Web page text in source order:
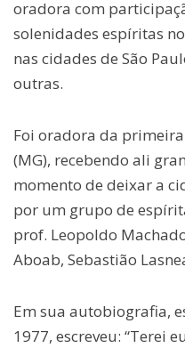
oradora com
solenidades espíritas
nas cidades de São
outras.
Foi oradora da
(MG), recebendo ali
momento de deixar a
por um grupo de
prof. Leopoldo
Aboab, Sebastião
Em sua autobiografia,
1977, escreveu: “Terei